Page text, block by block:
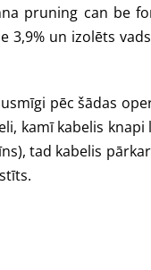
pruning can be
un izolēts
pēc šādas
kamī kabelis knapi
tad kabelis